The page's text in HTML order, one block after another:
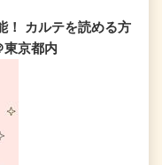
カルテを読める方
東京都内